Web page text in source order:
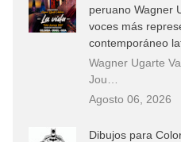
peruano Wagner
voces más
contemporáneo
Wagner Ugarte
Jou…
Agosto 06, 2026
Dibujos para